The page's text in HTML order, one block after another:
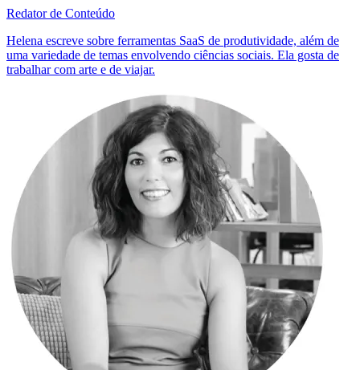
Redator de Conteúdo
Helena escreve sobre ferramentas SaaS de produtividade, além de
uma variedade de temas envolvendo ciências sociais. Ela gosta de
trabalhar com arte e de viajar.